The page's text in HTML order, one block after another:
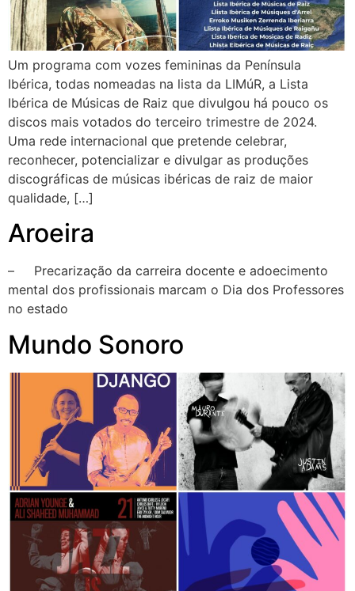
Um programa com vozes femininas da Península
Ibérica, todas nomeadas na lista da LIMúR, a Lista
Ibérica de Músicas de Raiz que divulgou há pouco os
discos mais votados do terceiro trimestre de 2024.
Uma rede internacional que pretende celebrar,
reconhecer, potencializar e divulgar as produções
discográficas de músicas ibéricas de raiz de maior
qualidade, […]
Aroeira
– Precarização da carreira docente e adoecimento
mental dos profissionais marcam o Dia dos Professores
no estado
Mundo Sonoro